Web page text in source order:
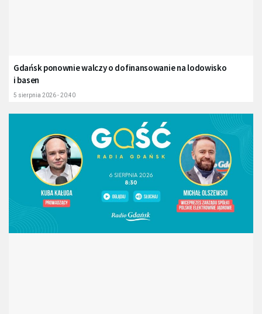
Gdańsk ponownie walczy o dofinansowanie na lodowisko
i basen
5 sierpnia 2026 - 20:40